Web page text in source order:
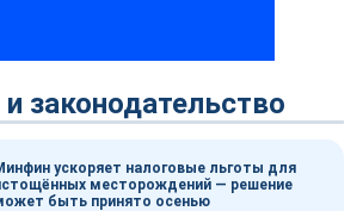
законодательство
ускоряет налоговые льготы для
месторождений — решение
быть принято осенью